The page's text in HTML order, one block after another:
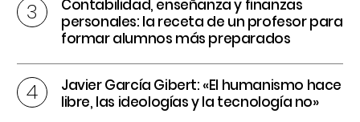
Contabilidad, enseñanza y finanzas
personales: la receta de un profesor para
formar alumnos más preparados
Javier García Gibert: «El humanismo hace
libre, las ideologías y la tecnología no»